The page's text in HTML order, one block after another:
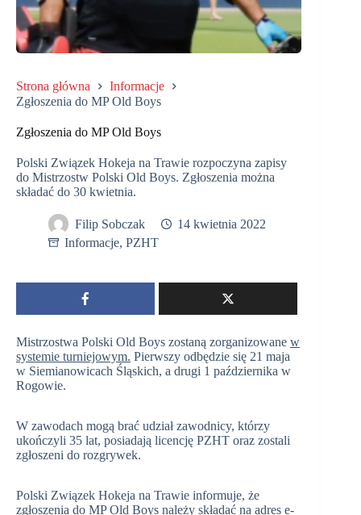
Strona główna
Informacje
Zgłoszenia do MP Old Boys
Zgłoszenia do MP Old Boys
Polski Związek Hokeja na Trawie rozpoczyna zapisy
do Mistrzostw Polski Old Boys. Zgłoszenia można
składać do 30 kwietnia.
Filip Sobczak
14 kwietnia 2022
Informacje, PZHT
Mistrzostwa Polski Old Boys zostaną zorganizowane w
systemie turniejowym. Pierwszy odbędzie się 21 maja
w Siemianowicach Śląskich, a drugi 1 października w
Rogowie.
W zawodach mogą brać udział zawodnicy, którzy
ukończyli 35 lat, posiadają licencję PZHT oraz zostali
zgłoszeni do rozgrywek.
Polski Związek Hokeja na Trawie informuje, że
zgłoszenia do MP Old Boys należy składać na adres e-